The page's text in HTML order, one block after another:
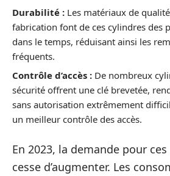
Durabilité : Les matériaux de
fabrication font de ces cylindres des
dans le temps, réduisant ainsi les
fréquents.
Contrôle d’accès : De nombreux
sécurité offrent une clé brevetée,
sans autorisation extrêmement
un meilleur contrôle des accès.
En 2023, la demande pour
cesse d’augmenter. Les